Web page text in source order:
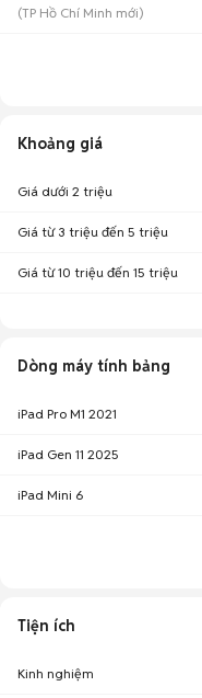
(TP Hồ Chí Minh mới)
Khoảng giá
Giá dưới 2 triệu
Giá từ 3 triệu đến 5 triệu
Giá từ 10 triệu đến 15 triệu
Dòng máy tính bảng
iPad Pro M1 2021
iPad Gen 11 2025
iPad Mini 6
Tiện ích
Kinh nghiệm